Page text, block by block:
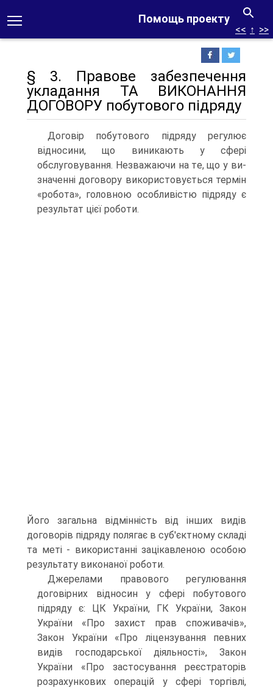
Помощь проекту
<< ↑ >>
§ 3. Правове забезпечення
укладання ТА ВИКОНАННЯ
ДОГОВОРУ побутового підряду
Договір побутового підряду регулює
відносини, що вини­кають у сфері
обслуговування. Незважаючи на те, що у ви­
значенні договору використовується термін
«робота», голо­вною особливістю підряду є
результат цієї роботи.
Його загальна відмінність від інших видів
договорів підряду по­лягає в суб'єктному складі
та меті - використанні зацікавле­ною особою
результату виконаної роботи.
Джерелами правового регулювання
договірних відносин у сфері побутового
підряду є: ЦК України, ГК України, За­кон
України «Про захист прав споживачів»,
Закон України «Про ліцензування певних
видів господарської діяльності», Закон
України «Про застосування реєстраторів
розрахунко­вих операцій у сфері торгівлі,